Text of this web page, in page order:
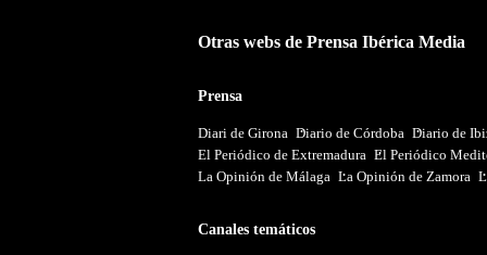
Otras webs de Prensa Ibérica Media
Prensa
Diari de Girona Diario de Córdoba Diario de
El Periódico de Extremadura El Periódico
La Opinión de Málaga La Opinión de Zamora
Canales temáticos